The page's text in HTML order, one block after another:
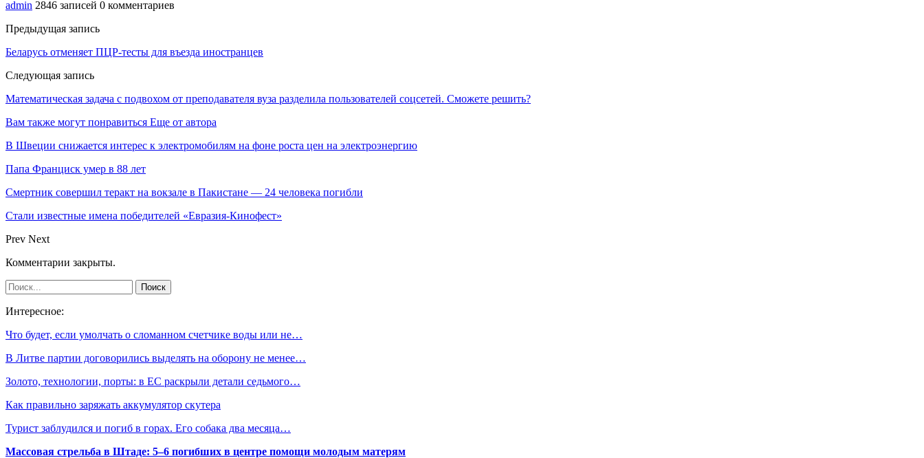
admin 2846 записей 0 комментариев
Предыдущая запись
Беларусь отменяет ПЦР-тесты для въезда иностранцев
Следующая запись
Математическая задача с подвохом от преподавателя вуза разделила пользователей соцсетей. Сможете решить?
Вам также могут понравиться Еще от автора
В Швеции снижается интерес к электромобилям на фоне роста цен на электроэнергию
Папа Франциск умер в 88 лет
Смертник совершил теракт на вокзале в Пакистане — 24 человека погибли
Стали известные имена победителей «Евразия-Кинофест»
Prev Next
Комментарии закрыты.
Интересное:
Что будет, если умолчать о сломанном счетчике воды или не…
В Литве партии договорились выделять на оборону не менее…
Золото, технологии, порты: в ЕС раскрыли детали седьмого…
Как правильно заряжать аккумулятор скутера
Турист заблудился и погиб в горах. Его собака два месяца…
Массовая стрельба в Штаде: 5–6 погибших в центре помощи молодым матерям